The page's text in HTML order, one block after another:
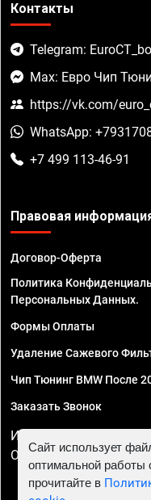
Контакты
Telegram:
Max: Евро Чип
https://vk.com/
WhatsApp:
+7 499 113-46-91
Правовая
Договор-Оферта
Политика
Персональных Данных.
Формы Оплаты
Удаление Сажевого
Чип Тюнинг BMW После
Заказать Звонок
ИП Смирнов Георгий
ОГРНИП
Сайт использует
оптимальной работы
прочитайте в